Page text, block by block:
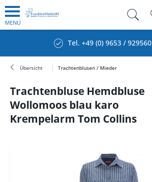
MENÜ
Tel. +49 (0) 9653 / 929560
Übersicht Trachtenblusen / Mieder
Trachtenbluse Hemdbluse
Wollomoos blau karo
Krempelarm Tom Collins